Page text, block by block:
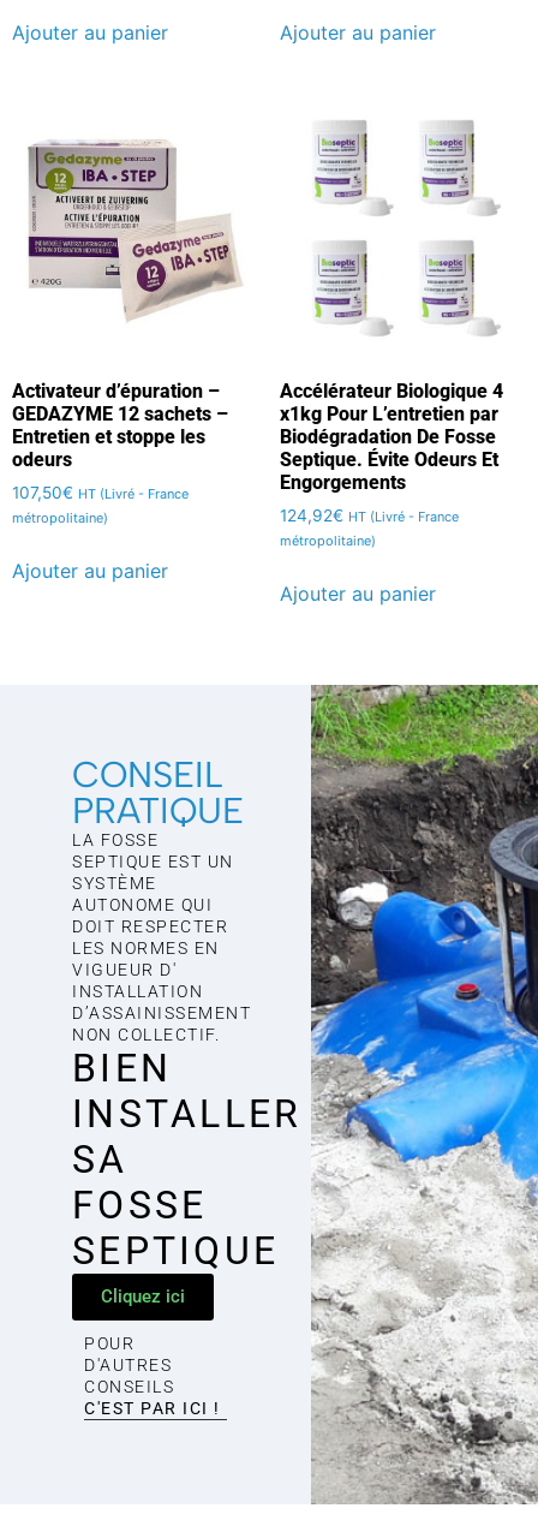
Ajouter au panier Ajouter au panier
Activateur d’épuration –
GEDAZYME 12 sachets –
Entretien et stoppe les
odeurs
107,50€ HT (Livré - France
métropolitaine)
Ajouter au panier
Accélérateur Biologique 4
x1kg Pour L’entretien par
Biodégradation De Fosse
Septique. Évite Odeurs Et
Engorgements
124,92€ HT (Livré - France
métropolitaine)
Ajouter au panier
CONSEIL
PRATIQUE
LA FOSSE
SEPTIQUE EST UN
SYSTÈME
AUTONOME QUI
DOIT RESPECTER
LES NORMES EN
VIGUEUR D'
INSTALLATION
D’ASSAINISSEMENT
NON COLLECTIF.
BIEN
INSTALLER
SA
FOSSE
SEPTIQUE
Cliquez ici
POUR
D'AUTRES
CONSEILS
C'EST PAR ICI !